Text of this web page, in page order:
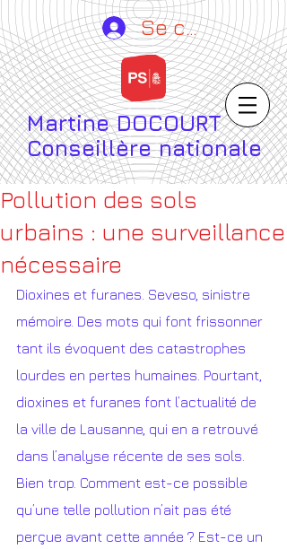
Se connecter
Martine DOCOURT
Conseillère nationale
Pollution des sols
urbains : une surveillance
nécessaire
Dioxines et furanes. Seveso, sinistre
mémoire. Des mots qui font frissonner
tant ils évoquent des catastrophes
lourdes en pertes humaines. Pourtant,
dioxines et furanes font l’actualité de
la ville de Lausanne, qui en a retrouvé
dans l’analyse récente de ses sols.
Bien trop. Comment est-ce possible
qu’une telle pollution n’ait pas été
perçue avant cette année ? Est-ce un